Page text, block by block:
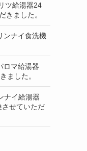
ツ給湯器24
きました。
ンナイ食洗機
ロマ給湯器
ました。
ナイ給湯器
せていただ